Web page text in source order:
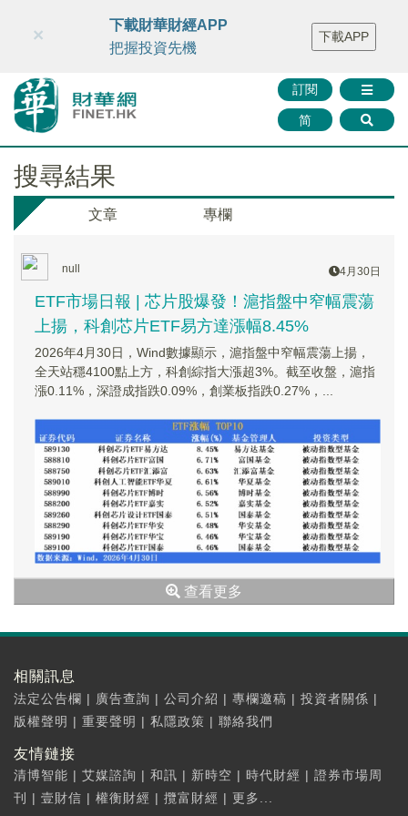
財華智庫網 FINTV FINMETA 財華證券 媒體矩陣
智庫沙龍
聯絡我們
訂閱
简
×
下載財華財經APP
把握投資先機
下載APP
搜尋結果
文章 專欄
null 4月30日
ETF市場日報 | 芯片股爆發！滬指盤中窄幅震蕩
上揚，科創芯片ETF易方達漲幅8.45%
2026年4月30日，Wind數據顯示，滬指盤中窄幅震蕩上揚，
全天站穩4100點上方，科創綜指大漲超3%。截至收盤，滬指
漲0.11%，深證成指跌0.09%，創業板指跌0.27%，...
查看更多
相關訊息
法定公告欄 | 廣告查詢 | 公司介紹 | 專欄邀稿 | 投資者關係 |
版權聲明 | 重要聲明 | 私隱政策 | 聯絡我們
友情鏈接
清博智能 | 艾媒諮詢 | 和訊 | 新時空 | 時代財經 | 證券市場周
刊
| 壹財信 | 權衡財經 | 攬富財經 | 更多...